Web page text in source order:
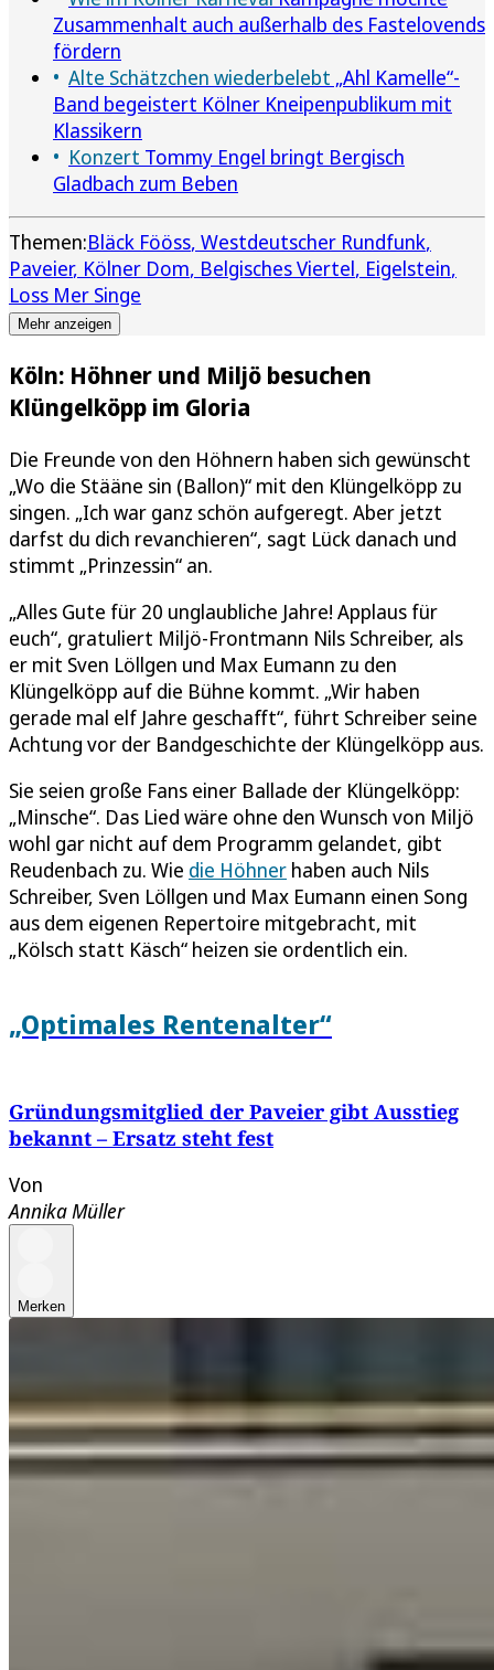
Zusammenhalt auch außerhalb des Fastelovends
fördern
Alte Schätzchen wiederbelebt „Ahl Kamelle“-
Band begeistert Kölner Kneipenpublikum mit
Klassikern
Konzert Tommy Engel bringt Bergisch
Gladbach zum Beben
Themen:Bläck Fööss Westdeutscher Rundfunk
Paveier Kölner Dom Belgisches Viertel Eigelstein
Loss Mer Singe
Mehr anzeigen
Köln: Höhner und Miljö besuchen
Klüngelköpp im Gloria
Die Freunde von den Höhnern haben sich gewünscht
„Wo die Stääne sin (Ballon)“ mit den Klüngelköpp zu
singen. „Ich war ganz schön aufgeregt. Aber jetzt
darfst du dich revanchieren“, sagt Lück danach und
stimmt „Prinzessin“ an.
„Alles Gute für 20 unglaubliche Jahre! Applaus für
euch“, gratuliert Miljö-Frontmann Nils Schreiber, als
er mit Sven Löllgen und Max Eumann zu den
Klüngelköpp auf die Bühne kommt. „Wir haben
gerade mal elf Jahre geschafft“, führt Schreiber seine
Achtung vor der Bandgeschichte der Klüngelköpp aus.
Sie seien große Fans einer Ballade der Klüngelköpp:
„Minsche“. Das Lied wäre ohne den Wunsch von Miljö
wohl gar nicht auf dem Programm gelandet, gibt
Reudenbach zu. Wie die Höhner haben auch Nils
Schreiber, Sven Löllgen und Max Eumann einen Song
aus dem eigenen Repertoire mitgebracht, mit
„Kölsch statt Käsch“ heizen sie ordentlich ein.
„Optimales Rentenalter“
Gründungsmitglied der Paveier gibt Ausstieg
bekannt – Ersatz steht fest
Von
Annika Müller
Merken